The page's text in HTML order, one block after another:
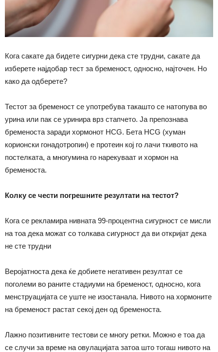
Кога сакате да бидете сигурни дека сте трудни, сакате да
изберете најдобар тест за бременост, односно, најточен. Но
како да одберете?
Тестот за бременост се употребува такашто се натопува во
урина или пак се уринира врз стапчето. Ја препознава
бременоста заради хормонот HCG. Бета HCG (хуман
корионски гонадотропин) е протеин кој го лачи ткивото на
постелката, а многумина го нарекуваат и хормон на
бременоста.
Колку се чести погрешните резултати на тестот?
Кога се рекламира нивната 99-процентна сигурност се мисли
на тоа дека можат со толкава сигурност да ви откријат дека
не сте трудни
Веројатноста дека ќе добиете негативен резултат се
поголеми во раните стадиуми на бременост, односно, кога
менструацијата се уште не изостанала. Нивото на хормоните
на бременост растат секој ден од бременоста.
Лажно позитивните тестови се многу ретки. Можно е тоа да
се случи за време на овулацијата затоа што тогаш нивото на